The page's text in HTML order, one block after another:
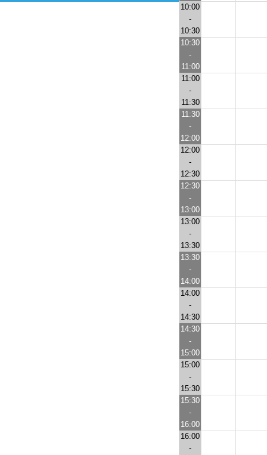
10:00
-
10:30
10:30
-
11:00
11:00
-
11:30
11:30
-
12:00
12:00
-
12:30
12:30
-
13:00
13:00
-
13:30
13:30
-
14:00
14:00
-
14:30
14:30
-
15:00
15:00
-
15:30
15:30
-
16:00
16:00
-